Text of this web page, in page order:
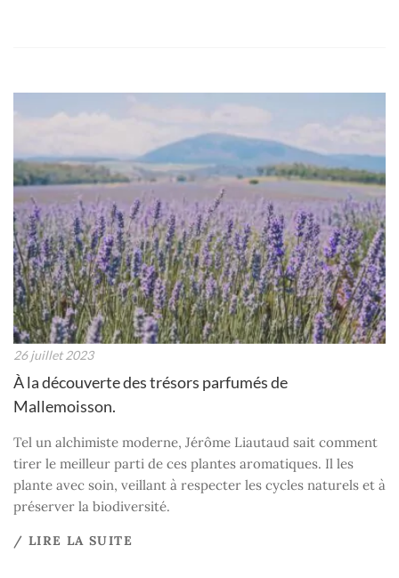
26 juillet 2023
À la découverte des trésors parfumés de
Mallemoisson.
Tel un alchimiste moderne, Jérôme Liautaud sait comment
tirer le meilleur parti de ces plantes aromatiques. Il les
plante avec soin, veillant à respecter les cycles naturels et à
préserver la biodiversité.
/ LIRE LA SUITE